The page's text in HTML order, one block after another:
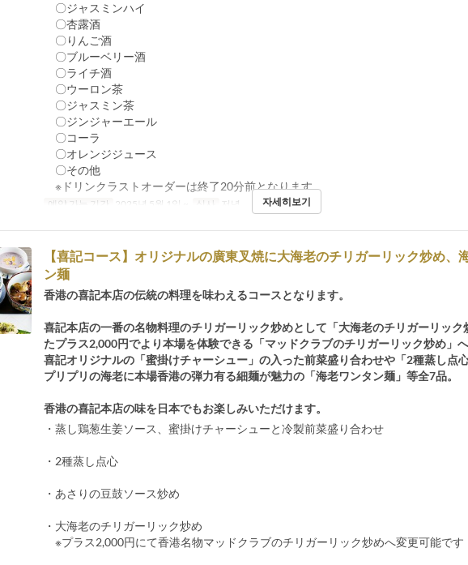
〇ジャスミンハイ
〇杏露酒
〇りんご酒
〇ブルーベリー酒
〇ライチ酒
〇ウーロン茶
〇ジャスミン茶
〇ジンジャーエール
〇コーラ
〇オレンジジュース
〇その他
※ドリンクラストオーダーは終了20分前となります
예약 가능 기간 2025년 5월 1일 ~ 식사 저녁 자세히보기
【喜記コース】オリジナルの廣東叉焼に大海老のチリガーリック炒め、
ン麺
香港の喜記本店の伝統の料理を味わえるコースとなります。
喜記本店の一番の名物料理のチリガーリック炒めとして「大海老のチリガーリック
たプラス2,000円でより本場を体験できる「マッドクラブのチリガーリック炒め」へ
喜記オリジナルの「蜜掛けチャーシュー」の入った前菜盛り合わせや「2種蒸し点
プリプリの海老に本場香港の弾力有る細麺が魅力の「海老ワンタン麺」等全7品。
香港の喜記本店の味を日本でもお楽しみいただけます。
・蒸し鶏葱生姜ソース、蜜掛けチャーシューと冷製前菜盛り合わせ
・2種蒸し点心
・あさりの豆鼓ソース炒め
・大海老のチリガーリック炒め
※プラス2,000円にて香港名物マッドクラブのチリガーリック炒めへ変更可能です